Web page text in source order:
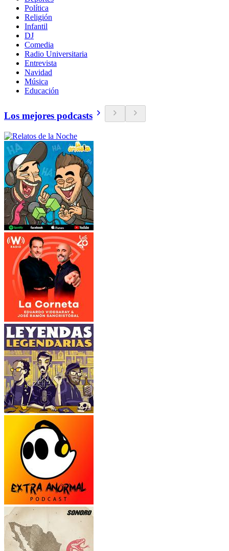
Política
Religión
Infantil
DJ
Comedia
Radio Universitaria
Entrevista
Navidad
Música
Educación
Los mejores podcasts